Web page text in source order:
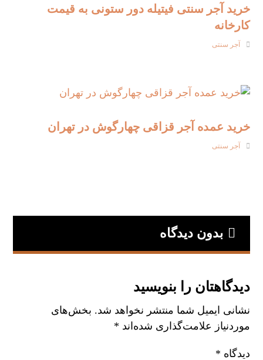
خرید آجر سنتی فیتیله دور ستونی به قیمت
کارخانه
آجر سنتی
خرید عمده آجر قزاقی چهارگوش در تهران
آجر سنتی
بدون دیدگاه
دیدگاهتان را بنویسید
نشانی ایمیل شما منتشر نخواهد شد. بخش‌های
موردنیاز علامت‌گذاری شده‌اند *
دیدگاه *